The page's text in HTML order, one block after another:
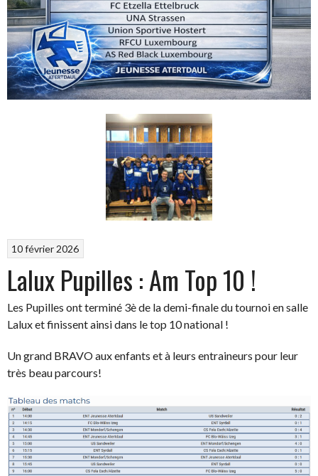
10 février 2026
Lalux Pupilles : Am Top 10 !
Les Pupilles ont terminé 3è de la demi-finale du tournoi en salle
Lalux et finissent ainsi dans le top 10 national !
Un grand BRAVO aux enfants et à leurs entraineurs pour leur
très beau parcours!